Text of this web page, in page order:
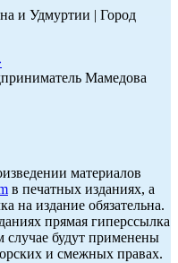
и Удмуртии | Город
Мамедова
материалов
в печатных изданиях, а
на издание обязательна.
прямая гиперссылка
случае будут применены
и смежных правах.